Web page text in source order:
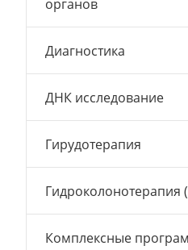
органов
Диагностика
ДНК исследование
Гирудотерапия
Комплексные